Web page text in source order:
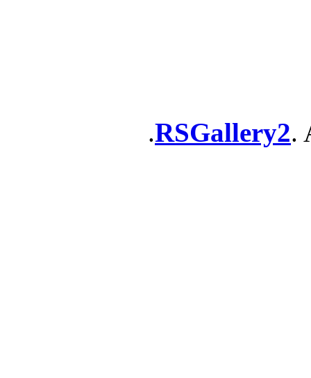
RSGallery2.